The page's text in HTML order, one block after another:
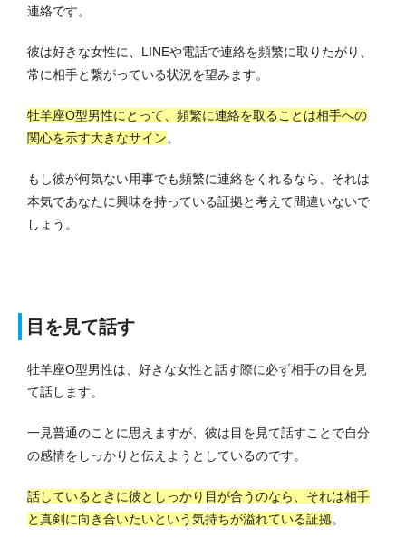
連絡です。
彼は好きな女性に、LINEや電話で連絡を頻繁に取りたがり、
常に相手と繋がっている状況を望みます。
牡羊座O型男性にとって、頻繁に連絡を取ることは相手への
関心を示す大きなサイン。
もし彼が何気ない用事でも頻繁に連絡をくれるなら、それは
本気であなたに興味を持っている証拠と考えて間違いないで
しょう。
目を見て話す
牡羊座O型男性は、好きな女性と話す際に必ず相手の目を見
て話します。
一見普通のことに思えますが、彼は目を見て話すことで自分
の感情をしっかりと伝えようとしているのです。
話しているときに彼としっかり目が合うのなら、それは相手
と真剣に向き合いたいという気持ちが溢れている証拠。